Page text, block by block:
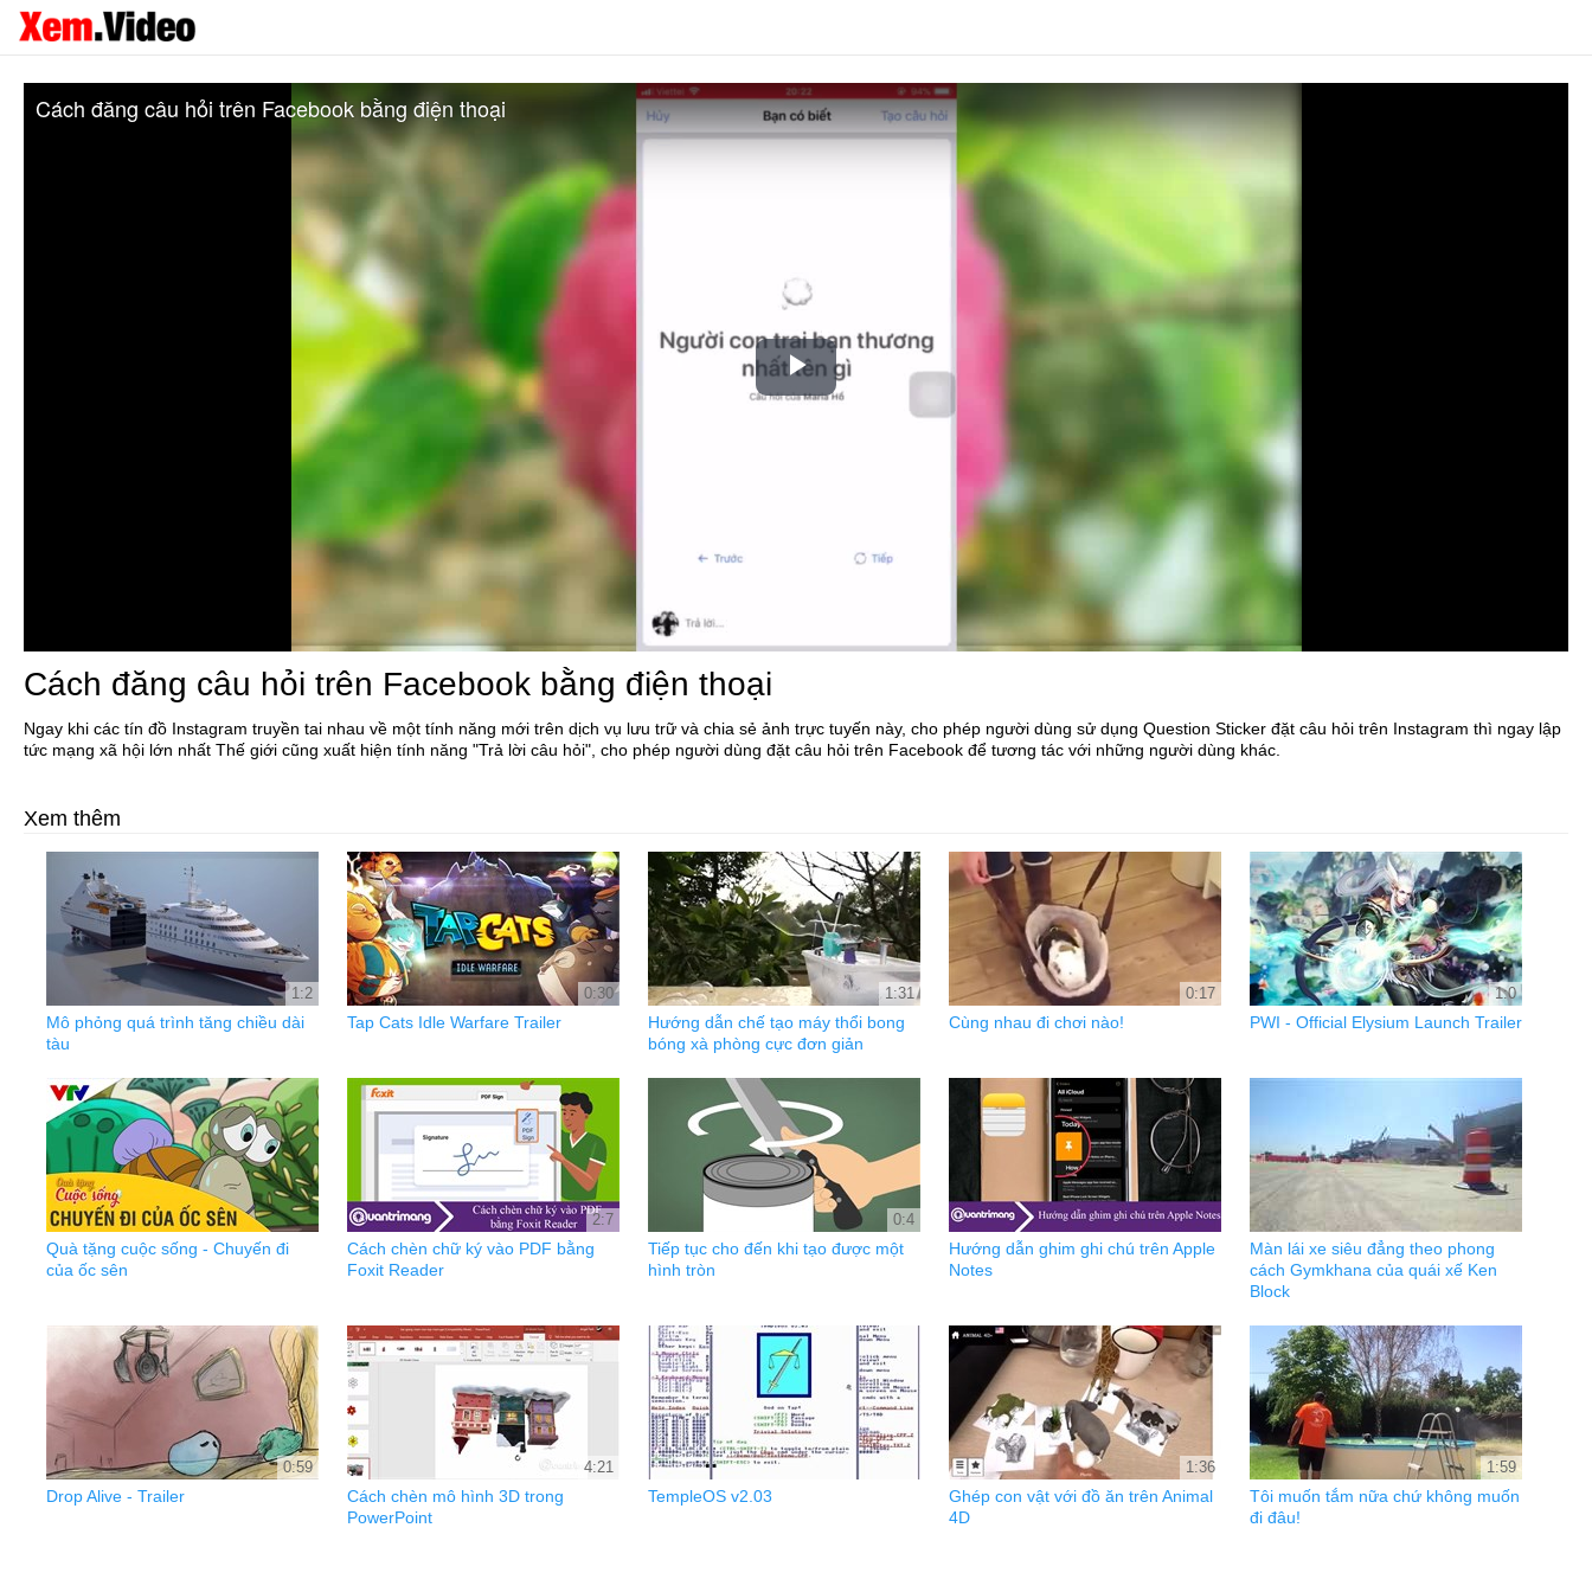
Play
Cách đăng câu hỏi trên Facebook bằng điện thoại
Cách đăng câu hỏi trên Facebook bằng điện thoại
Ngay khi các tín đồ Instagram truyền tai nhau về một tính năng mới trên dịch vụ lưu trữ và chia sẻ ảnh trực tuyến này, cho phép người dùng sử dụng Question Sticker đặt câu hỏi trên Instagram thì ngay lập
tức mạng xã hội lớn nhất Thế giới cũng xuất hiện tính năng "Trả lời câu hỏi", cho phép người dùng đặt câu hỏi trên Facebook để tương tác với những người dùng khác.
Xem thêm
1:2
Mô phỏng quá trình tăng chiều dài
tàu
0:30
Tap Cats Idle Warfare Trailer
1:31
Hướng dẫn chế tạo máy thổi bong
bóng xà phòng cực đơn giản
0:17
Cùng nhau đi chơi nào!
1:0
PWI - Official Elysium Launch Trailer
Quà tặng cuộc sống - Chuyến đi
của ốc sên
2:7
Cách chèn chữ ký vào PDF bằng
Foxit Reader
0:4
Tiếp tục cho đến khi tạo được một
hình tròn
Hướng dẫn ghim ghi chú trên Apple
Notes
Màn lái xe siêu đẳng theo phong
cách Gymkhana của quái xế Ken
Block
0:59
Drop Alive - Trailer
4:21
Cách chèn mô hình 3D trong
PowerPoint
TempleOS v2.03
1:36
Ghép con vật với đồ ăn trên Animal
4D
1:59
Tôi muốn tắm nữa chứ không muốn
đi đâu!